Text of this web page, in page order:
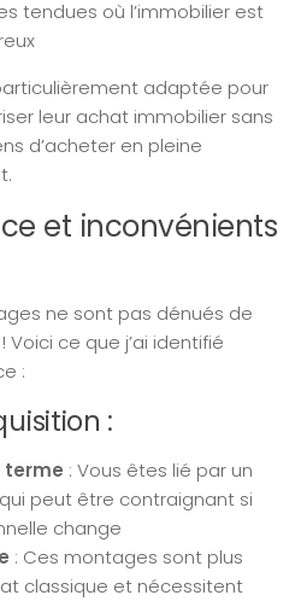
tendues où l’immobilier est
adaptée pour
leur achat immobilier sans
d’acheter en pleine
et inconvénients
ne sont pas dénués de
ce que j’ai identifié
:
:
terme : Vous êtes lié par un
peut être contraignant si
change
: Ces montages sont plus
classique et nécessitent